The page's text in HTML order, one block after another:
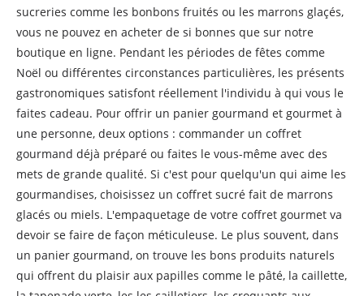
sucreries comme les bonbons fruités ou les marrons glaçés,
vous ne pouvez en acheter de si bonnes que sur notre
boutique en ligne. Pendant les périodes de fêtes comme
Noël ou différentes circonstances particulières, les présents
gastronomiques satisfont réellement l'individu à qui vous le
faites cadeau. Pour offrir un panier gourmand et gourmet à
une personne, deux options : commander un coffret
gourmand déjà préparé ou faites le vous-même avec des
mets de grande qualité. Si c'est pour quelqu'un qui aime les
gourmandises, choisissez un coffret sucré fait de marrons
glacés ou miels. L'empaquetage de votre coffret gourmet va
devoir se faire de façon méticuleuse. Le plus souvent, dans
un panier gourmand, on trouve les bons produits naturels
qui offrent du plaisir aux papilles comme le pâté, la caillette,